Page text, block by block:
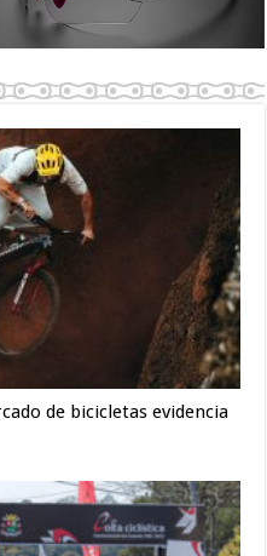
de bicicletas evidencia